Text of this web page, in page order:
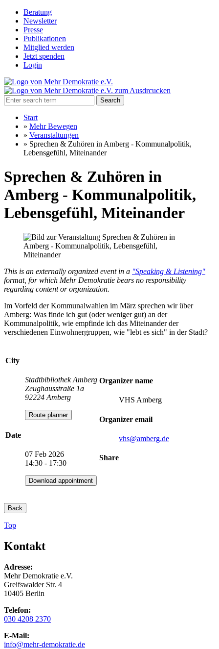
Beratung
Newsletter
Presse
Publikationen
Mitglied werden
Jetzt spenden
Login
Search
Start
» Mehr Bewegen
» Veranstaltungen
» Sprechen & Zuhören in Amberg - Kommunalpolitik,
Lebensgefühl, Miteinander
Sprechen & Zuhören in
Amberg - Kommunalpolitik,
Lebensgefühl, Miteinander
This is an externally organized event in a "Speaking & Listening"
format, for which Mehr Demokratie bears no responsibility
regarding content or organization.
Im Vorfeld der Kommunalwahlen im März sprechen wir über
Amberg: Was finde ich gut (oder weniger gut) an der
Kommunalpolitik, wie empfinde ich das Miteinander der
verschiedenen Einwohnergruppen, wie "lebt es sich" in der Stadt?
City
Stadtbibliothek Amberg
Zeughausstraße 1a
92224 Amberg
Route planner
Date
07 Feb 2026
14:30 - 17:30
Download appointment
Organizer name
VHS Amberg
Organizer email
vhs@amberg.de
Share
Back
Top
Kontakt
Adresse:
Mehr Demokratie e.V.
Greifswalder Str. 4
10405 Berlin
Telefon:
030 4208 2370
E-Mail:
info@mehr-demokratie.de